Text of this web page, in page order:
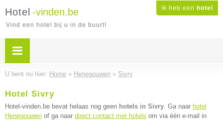
Ik heb een hotel
Hotel -vinden.be
Vind een hotel bij u in de buurt!
U bent nu hier: Home » Henegouwen » Sivry
Hotel Sivry
Hotel-vinden.be bevat helaas nog geen hotels in Sivry. Ga naar hotel
Henegouwen of ga naar direct contact met hotels om via één e-mail in